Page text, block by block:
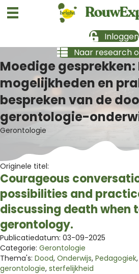
Inloggen
Naar research
Moedige gesprekken:
mogelijkheden en
bespreken van de
gerontologie-
Gerontologie
Originele titel:
Courageous
possibilities and
discussing death when
gerontology.
Publicatiedatum: 03-09-2025
Categorie: Gerontologie
Thema's: Dood, Onderwijs, Pedagogiek,
gerontologie, sterfelijkheid